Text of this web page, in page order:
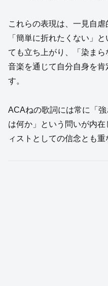
これらの表現は、一見自
「簡単に折れたくない」
ても立ち上がり、「染まら
音楽を通じて自分自身を
す。
ACAねの歌詞には常に「
は何か」という問いが内
ィストとしての信念とも重